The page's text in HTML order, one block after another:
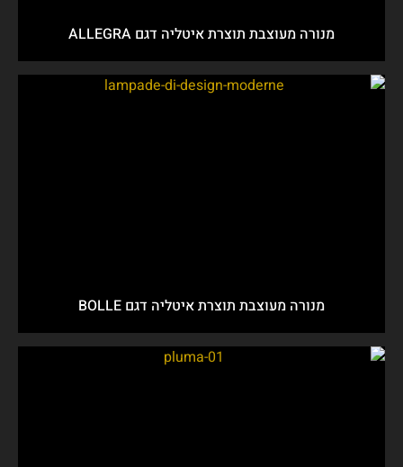
מנורה מעוצבת תוצרת איטליה דגם ALLEGRA
מנורה מעוצבת תוצרת איטליה דגם BOLLE